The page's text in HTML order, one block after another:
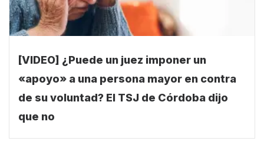
[VIDEO] ¿Puede un juez imponer un
«apoyo» a una persona mayor en contra
de su voluntad? El TSJ de Córdoba dijo
que no